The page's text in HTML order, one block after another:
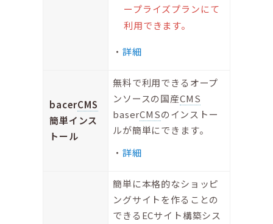
ープライズプランにて
利用できます。
詳細
bacerCMS
簡単インス
トール
無料で利用できるオープ
ンソースの国産CMS
baserCMSのインストー
ルが簡単にできます。
詳細
簡単に本格的なショッピ
ングサイトを作ることの
できるECサイト構築シス